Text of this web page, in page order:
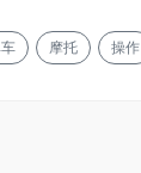
摩托 操作